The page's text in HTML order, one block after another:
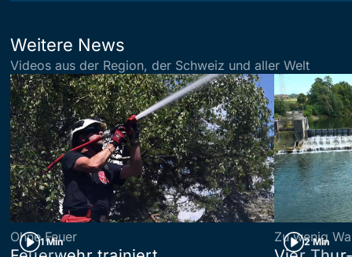
Weitere News
Videos aus der Region, der Schweiz und aller Welt
1 Min
Ohne Feuer 2 Min
Zu wenig